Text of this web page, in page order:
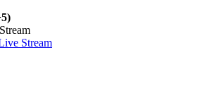
Stream